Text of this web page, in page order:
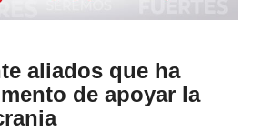
aliados que ha
de apoyar la